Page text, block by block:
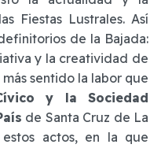
Fiestas Lustrales. Así
de la Bajada:
y la creatividad de
sentido la labor que
y la Sociedad
de Santa Cruz de La
actos, en la que